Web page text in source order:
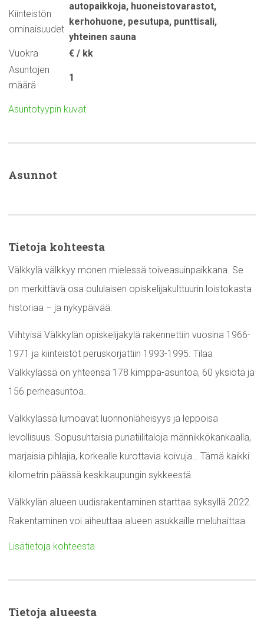
Kiinteistön
ominaisuudet
autopaikkoja, huoneistovarastot,
kerhohuone, pesutupa, punttisali,
yhteinen sauna
Vuokra
€ / kk
Asuntojen
määrä
1
Asuntotyypin kuvat
Asunnot
Tietoja kohteesta
Välkkylä välkkyy monen mielessä toiveasuinpaikkana. Se
on merkittävä osa oululaisen opiskelijakulttuurin loistokasta
historiaa – ja nykypäivää.
Viihtyisä Välkkylän opiskelijakylä rakennettiin vuosina 1966-
1971 ja kiinteistöt peruskorjattiin 1993-1995. Tilaa
Välkkylässä on yhteensä 178 kimppa-asuntoa, 60 yksiötä ja
156 perheasuntoa.
Välkkylässä lumoavat luonnonläheisyys ja leppoisa
levollisuus. Sopusuhtaisia punatiilitaloja männikkökankaalla,
marjaisia pihlajia, korkealle kurottavia koivuja… Tämä kaikki
kilometrin päässä keskikaupungin sykkeestä.
Välkkylän alueen uudisrakentaminen starttaa syksyllä 2022.
Rakentaminen voi aiheuttaa alueen asukkaille meluhaittaa.
Lisätietoja kohteesta
Tietoja alueesta